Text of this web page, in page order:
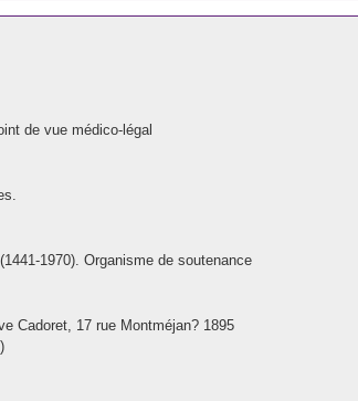
de vue médico-légal
1970). Organisme de soutenance
Cadoret, 17 rue Montméjan? 1895